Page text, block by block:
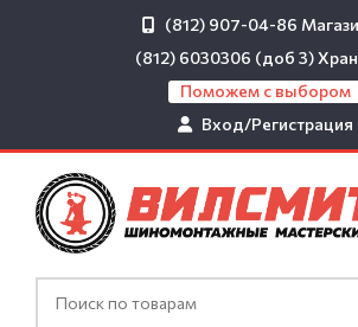
(812) 907-04-86
(812) 6030306 (доб 3)
Поможем с выбором
Вход/Регистрация